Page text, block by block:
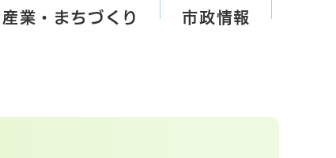
産業・まちづくり 市政情報